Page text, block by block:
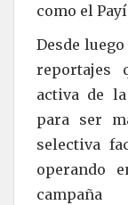
como el
Desde
reportajes
activa de
para ser
selectiva
operando